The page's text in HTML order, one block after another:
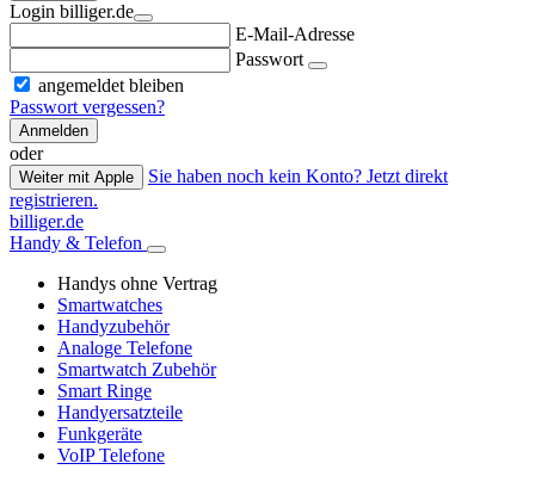
Login billiger.de
E-Mail-Adresse
Passwort
angemeldet bleiben
Passwort vergessen?
Anmelden
oder
Weiter mit Apple
Sie haben noch kein Konto? Jetzt direkt
registrieren.
billiger.de
Handy & Telefon
Handys ohne Vertrag
Smartwatches
Handyzubehör
Analoge Telefone
Smartwatch Zubehör
Smart Ringe
Handyersatzteile
Funkgeräte
VoIP Telefone